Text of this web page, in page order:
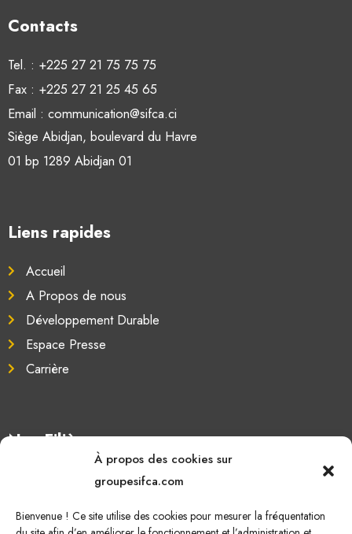
À propos des cookies sur
groupesifca.com
Bienvenue ! Ce site utilise des cookies pour mesurer la fréquentation
Contacts
Tel. : +225 27 21 75 75 75
Fax : +225 27 21 25 45 65
Email : communication@sifca.ci
Siège Abidjan, boulevard du Havre
01 bp 1289 Abidjan 01
Liens rapides
Accueil
A Propos de nous
Développement Durable
Espace Presse
Carrière
Nos Filières
Sucre de canne